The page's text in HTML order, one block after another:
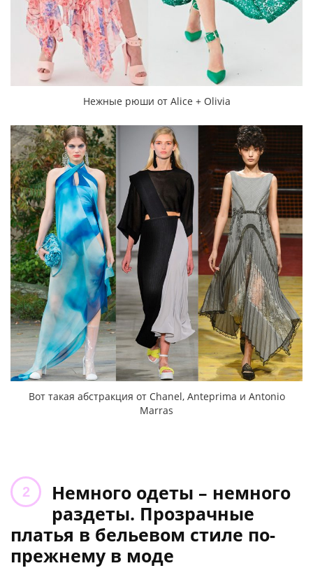
Нежные рюши от Alice + Olivia
Вот такая абстракция от Chanel, Anteprima и Antonio
Marras
Немного одеты – немного
раздеты. Прозрачные
платья в бельевом стиле по-
прежнему в моде